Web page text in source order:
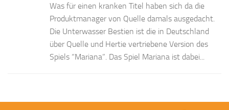
Was für einen kranken Titel haben sich da die
Produktmanager von Quelle damals ausgedacht.
Die Unterwasser Bestien ist die in Deutschland
über Quelle und Hertie vertriebene Version des
Spiels “Mariana”. Das Spiel Mariana ist dabei...